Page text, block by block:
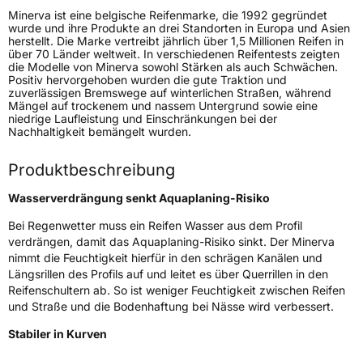
Gewicht (in kg)14 kg
Generelle Merkmale
FahrzeugtypSUV
Verwendung Sommerreifen
ModellnameEcospeed SUV
Weitere Eigenschaften
SchlauchtypTL
Zustand Neureifen
VerstärktXL
Minerva ist eine belgische Reifenmarke, die 1992 gegründet
wurde und ihre Produkte an drei Standorten in Europa und Asien
herstellt. Die Marke vertreibt jährlich über 1,5 Millionen Reifen in
über 70 Länder weltweit. In verschiedenen Reifentests zeigten
die Modelle von Minerva sowohl Stärken als auch Schwächen.
Positiv hervorgehoben wurden die gute Traktion und
zuverlässigen Bremswege auf winterlichen Straßen, während
Mängel auf trockenem und nassem Untergrund sowie eine
niedrige Laufleistung und Einschränkungen bei der
Nachhaltigkeit bemängelt wurden.
Produktbeschreibung
Wasserverdrängung senkt Aquaplaning-Risiko
Bei Regenwetter muss ein Reifen Wasser aus dem Profil
verdrängen, damit das Aquaplaning-Risiko sinkt. Der Minerva
nimmt die Feuchtigkeit hierfür in den schrägen Kanälen und
Längsrillen des Profils auf und leitet es über Querrillen in den
Reifenschultern ab. So ist weniger Feuchtigkeit zwischen Reifen
und Straße und die Bodenhaftung bei Nässe wird verbessert.
Stabiler in Kurven